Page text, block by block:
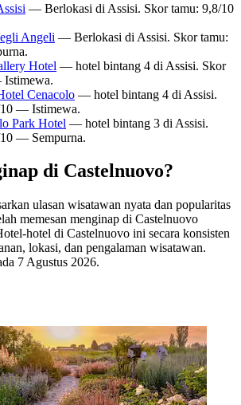
— Berlokasi di Assisi. Skor tamu: 9,8/10
Angeli — Berlokasi di Assisi. Skor tamu:
Hotel — hotel bintang 4 di Assisi. Skor
Cenacolo — hotel bintang 4 di Assisi.
— Istimewa.
Park Hotel — hotel bintang 3 di Assisi.
— Sempurna.
di Castelnuovo?
ulasan wisatawan nyata dan popularitas
memesan menginap di Castelnuovo
hotel di Castelnuovo ini secara konsisten
lokasi, dan pengalaman wisatawan.
7 Agustus 2026.